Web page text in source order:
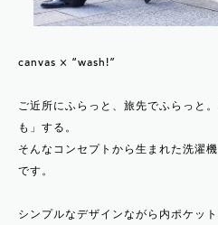
canvas × “wash!”
ご近所にふらっと、旅先でふらっと
も」する。
そんなコンセプトから生まれた洗濯
です。
シンプルなデザインながら内ポケッ